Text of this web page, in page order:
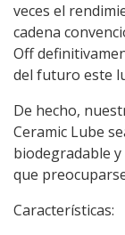
veces el
cadena
Off
del futuro este
De hecho,
Ceramic Lube
biodegradable
que
Características: